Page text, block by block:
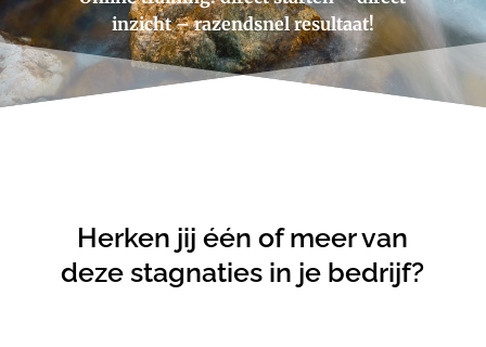
inzicht – razendsnel resultaat!
Herken jij één of meer van
deze stagnaties in je bedrijf?